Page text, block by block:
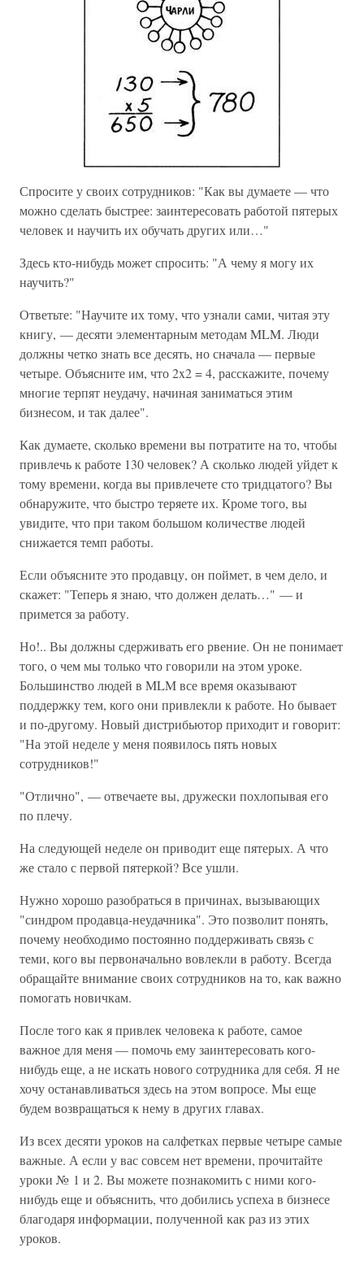
Спросите у своих сотрудников: "Как вы думаете — что
можно сделать быстрее: заинтересовать работой пятерых
человек и научить их обучать других или…"
Здесь кто-нибудь может спросить: "А чему я могу их
научить?"
Ответьте: "Научите их тому, что узнали сами, читая эту
книгу, — десяти элементарным методам MLM. Люди
должны четко знать все десять, но сначала — первые
четыре. Объясните им, что 2x2 = 4, расскажите, почему
многие терпят неудачу, начиная заниматься этим
бизнесом, и так далее".
Как думаете, сколько времени вы потратите на то, чтобы
привлечь к работе 130 человек? А сколько людей уйдет к
тому времени, когда вы привлечете сто тридцатого? Вы
обнаружите, что быстро теряете их. Кроме того, вы
увидите, что при таком большом количестве людей
снижается темп работы.
Если объясните это продавцу, он поймет, в чем дело, и
скажет: "Теперь я знаю, что должен делать…" — и
примется за работу.
Но!.. Вы должны сдерживать его рвение. Он не понимает
того, о чем мы только что говорили на этом уроке.
Большинство людей в MLM все время оказывают
поддержку тем, кого они привлекли к работе. Но бывает
и по-другому. Новый дистрибьютор приходит и говорит:
"На этой неделе у меня появилось пять новых
сотрудников!"
"Отлично", — отвечаете вы, дружески похлопывая его
по плечу.
На следующей неделе он приводит еще пятерых. А что
же стало с первой пятеркой? Все ушли.
Нужно хорошо разобраться в причинах, вызывающих
"синдром продавца-неудачника". Это позволит понять,
почему необходимо постоянно поддерживать связь с
теми, кого вы первоначально вовлекли в работу. Всегда
обращайте внимание своих сотрудников на то, как важно
помогать новичкам.
После того как я привлек человека к работе, самое
важное для меня — помочь ему заинтересовать кого-
нибудь еще, а не искать нового сотрудника для себя. Я не
хочу останавливаться здесь на этом вопросе. Мы еще
будем возвращаться к нему в других главах.
Из всех десяти уроков на салфетках первые четыре самые
важные. А если у вас совсем нет времени, прочитайте
уроки № 1 и 2. Вы можете познакомить с ними кого-
нибудь еще и объяснить, что добились успеха в бизнесе
благодаря информации, полученной как раз из этих
уроков.